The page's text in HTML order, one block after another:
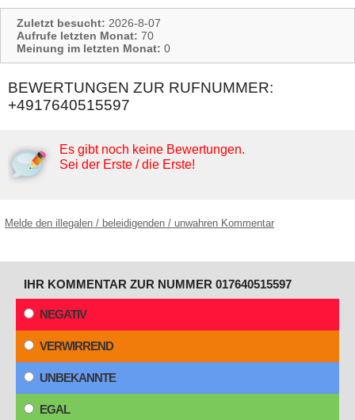
Zuletzt besucht: 2026-8-07
Aufrufe letzten Monat: 70
Meinung im letzten Monat: 0
BEWERTUNGEN ZUR RUFNUMMER:
+4917640515597
Es gibt noch keine Bewertungen.
Sei der Erste / die Erste!
Melde den illegalen / beleidigenden / unwahren Kommentar
IHR KOMMENTAR ZUR NUMMER 017640515597
NEGATIV
VERWIRREND
UNBEKANNTE
EGAL